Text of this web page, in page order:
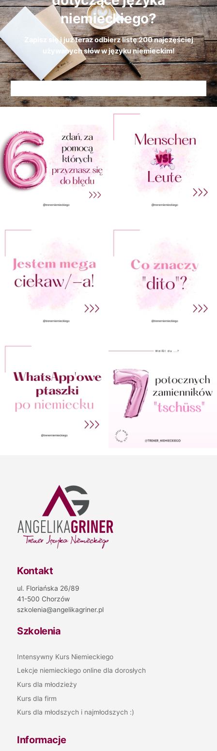
niemieckiego?
Zapisz się i już teraz odbierzlistę200 najczęściej
używanych słów w języku niemieckim!
Kontakt
ul. Floriańska 26/89
41-500 Chorzów
szkolenia@angelikagriner.pl
Szkolenia
Intensywny Kurs Niemieckiego
Lekcje niemieckiego online dla dorosłych
Kurs dla młodzieży
Kurs dla firm
Kurs dla młodszych i najmłodszych :)
Informacje